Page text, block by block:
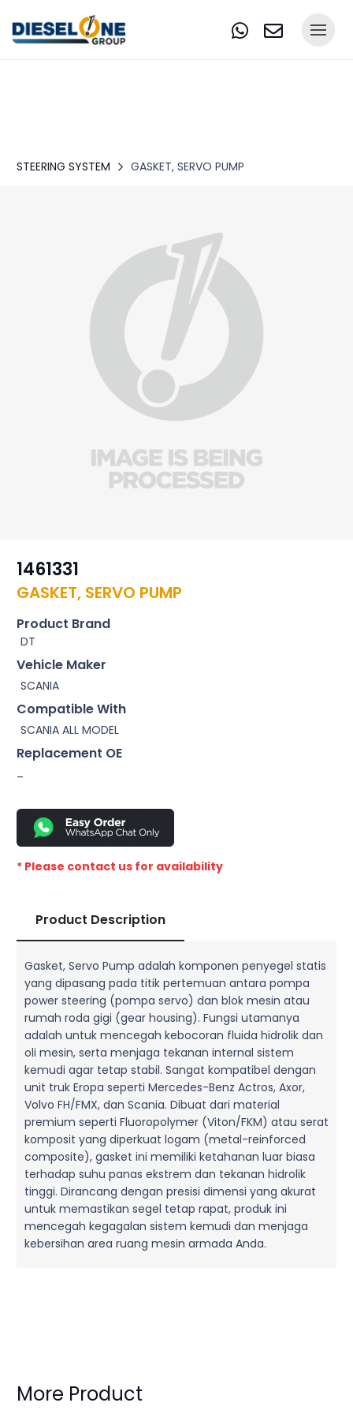
STEERING SYSTEM GASKET, SERVO PUMP
1461331
GASKET, SERVO PUMP
Product Brand
DT
Vehicle Maker
SCANIA
Compatible With
SCANIA ALL MODEL
Replacement OE
–
* Please contact us for availability
Product Description
Gasket, Servo Pump adalah komponen penyegel statis
yang dipasang pada titik pertemuan antara pompa
power steering (pompa servo) dan blok mesin atau
rumah roda gigi (gear housing). Fungsi utamanya
adalah untuk mencegah kebocoran fluida hidrolik dan
oli mesin, serta menjaga tekanan internal sistem
kemudi agar tetap stabil. Sangat kompatibel dengan
unit truk Eropa seperti Mercedes-Benz Actros, Axor,
Volvo FH/FMX, dan Scania. Dibuat dari material
premium seperti Fluoropolymer (Viton/FKM) atau serat
komposit yang diperkuat logam (metal-reinforced
composite), gasket ini memiliki ketahanan luar biasa
terhadap suhu panas ekstrem dan tekanan hidrolik
tinggi. Dirancang dengan presisi dimensi yang akurat
untuk memastikan segel tetap rapat, produk ini
mencegah kegagalan sistem kemudi dan menjaga
kebersihan area ruang mesin armada Anda.
More Product